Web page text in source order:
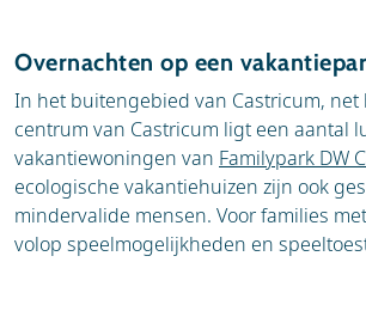
Overnachten op een
In het buitengebied van Castricum,
centrum van Castricum ligt een aantal
vakantiewoningen van Familypark DW
ecologische vakantiehuizen zijn ook
mindervalide mensen. Voor families
volop speelmogelijkheden en